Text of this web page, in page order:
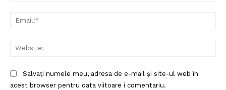
Salvați numele meu, adresa de e-mail și site-ul web în
acest browser pentru data viitoare i comentariu.